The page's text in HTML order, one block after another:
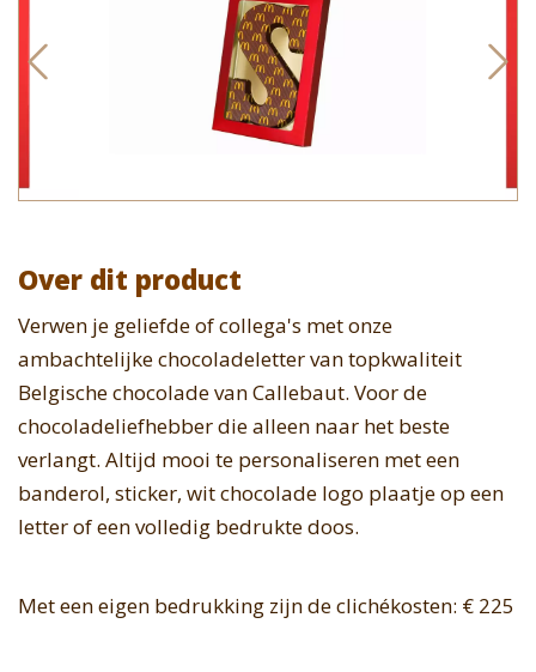
Over dit product
Verwen je geliefde of collega's met onze
ambachtelijke chocoladeletter van topkwaliteit
Belgische chocolade van Callebaut. Voor de
chocoladeliefhebber die alleen naar het beste
verlangt. Altijd mooi te personaliseren met een
banderol, sticker, wit chocolade logo plaatje op een
letter of een volledig bedrukte doos.
Met een eigen bedrukking zijn de clichékosten: € 225